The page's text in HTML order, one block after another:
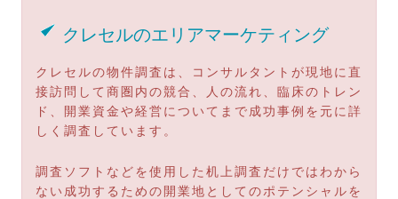
クレセルのエリアマーケティング
クレセルの物件調査は、コンサルタントが現地に直
接訪問して商圏内の競合、人の流れ、臨床のトレン
ド、開業資金や経営についてまで成功事例を元に詳
しく調査しています。
調査ソフトなどを使用した机上調査だけではわから
ない成功するための開業地としてのポテンシャルを